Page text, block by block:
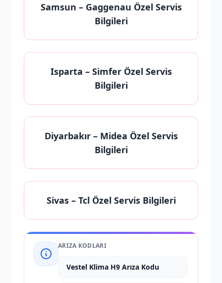
Samsun – Gaggenau Özel Servis
Bilgileri
Isparta – Simfer Özel Servis
Bilgileri
Diyarbakır– Midea Özel Servis
Bilgileri
Sivas– Tcl Özel Servis Bilgileri
ARIZA KODLARI
Vestel Klima H9 Arıza Kodu